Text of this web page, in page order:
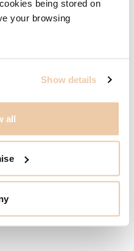
being stored on
your browsing
Show details
all
的关系经过仔细的设计考
，每个区块在西立面上悬
创造了一种充满活力和趣味
区块采用天然石材外立面，
上部区块则采用玻璃幕墙；
，既能最大化日光照明，又
敞的屋顶露台，为租户提
质和软质景观设计，创造出